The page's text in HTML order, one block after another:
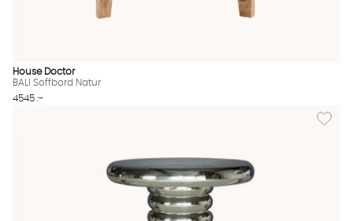
House Doctor
BALI Soffbord Natur
4545 :-
Lägg